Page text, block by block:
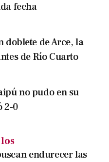
fecha
doblete de Arce, la
de Río Cuarto
no pudo en su
2-0
endurecer las